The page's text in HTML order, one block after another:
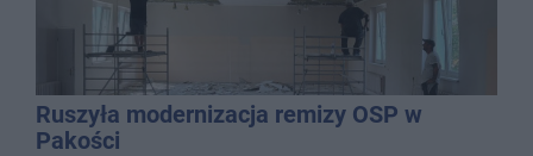
Ruszyła modernizacja remizy OSP w
Pakości